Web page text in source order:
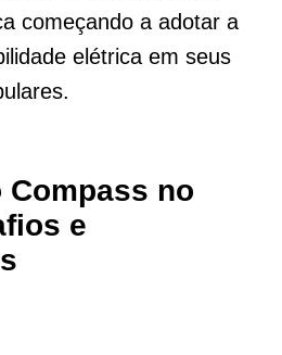
começando a adotar a
elétrica em seus
Compass no
e